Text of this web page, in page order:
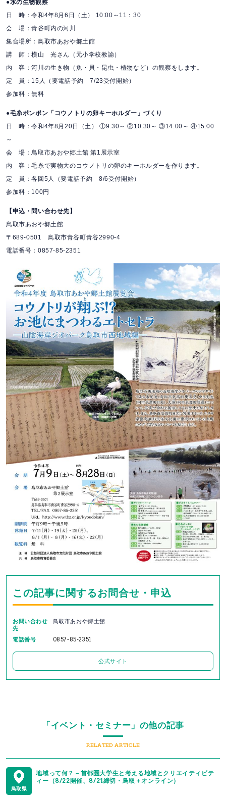
●水の生物観察
日 時：令和4年8月6日（土） 10:00～11：30
会 場：青谷町内の河川
集合場所：鳥取市あおや郷土館
講 師：横山 光さん（元小学校教諭）
内 容：河川の生き物（魚・貝・昆虫・植物など）の観察をします。
定 員：15人（要電話予約 7/23受付開始）
参加料：無料
●毛糸ポンポン「コウノトリの卵キーホルダー」づくり
日 時：令和4年8月20日（土） ①9:30～ ②10:30～ ③14:00～ ④15:00
～
会 場：鳥取市あおや郷土館 第1展示室
内 容：毛糸で実物大のコウノトリの卵のキーホルダーを作ります。
定 員：各回5人（要電話予約 8/6受付開始）
参加料：100円
【申込・問い合わせ先】
鳥取市あおや郷土館
〒689-0501 鳥取市青谷町青谷2990-4
電話番号：0857-85-2351
この記事に関するお問合せ・申込
お問い合わせ
先
鳥取市あおや郷土館
電話番号 0857-85-2351
公式サイト
「イベント・セミナー」の他の記事
RELATED ARTICLE
鳥取県
地域って何？－首都圏大学生と考える地域とクリエイティビテ
ィー（8/22開催、8/21締切・鳥取＋オンライン）